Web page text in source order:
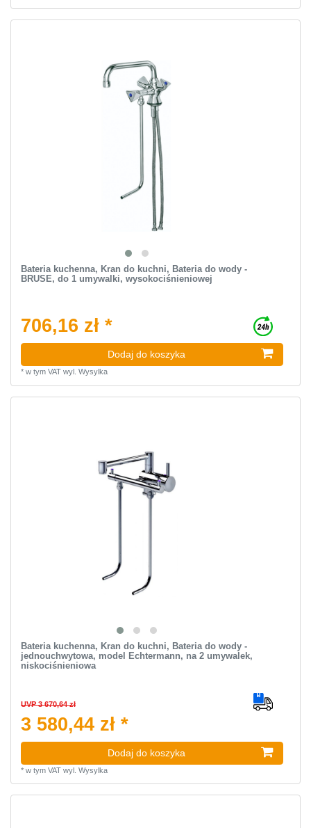
Bateria kuchenna, Kran do kuchni, Bateria do wody -
BRUSE, do 1 umywalki, wysokociśnieniowej
706,16 zł *
Dodaj do koszyka
* w tym VATwyl. Wysylka
Bateria kuchenna, Kran do kuchni, Bateria do wody -
jednouchwytowa, model Echtermann, na 2 umywalek,
niskociśnieniowa
UVP 3 670,64 zł
3 580,44 zł *
Dodaj do koszyka
* w tym VATwyl. Wysylka